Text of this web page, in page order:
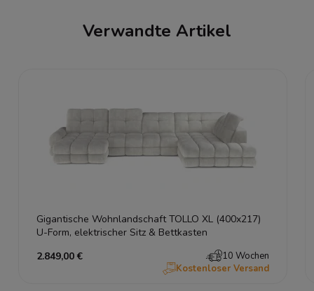
Verwandte Artikel
Gigantische Wohnlandschaft TOLLO XL (400x217)
U-Form, elektrischer Sitz & Bettkasten
2.849,00 €
10 Wochen
Kostenloser Versand